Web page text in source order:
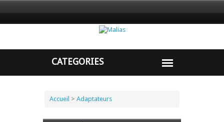
Accueil > Adaptateurs